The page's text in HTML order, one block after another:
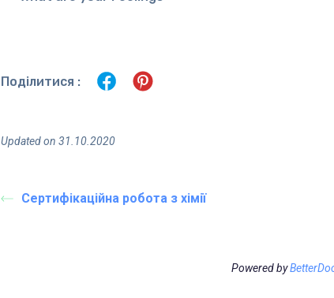
Поділитися :
Updated on 31.10.2020
Сертифікаційна робота з хімії
Powered by